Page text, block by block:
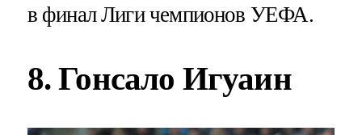
в финал Лиги чемпионов УЕФА.
8. Гонсало Игуаин